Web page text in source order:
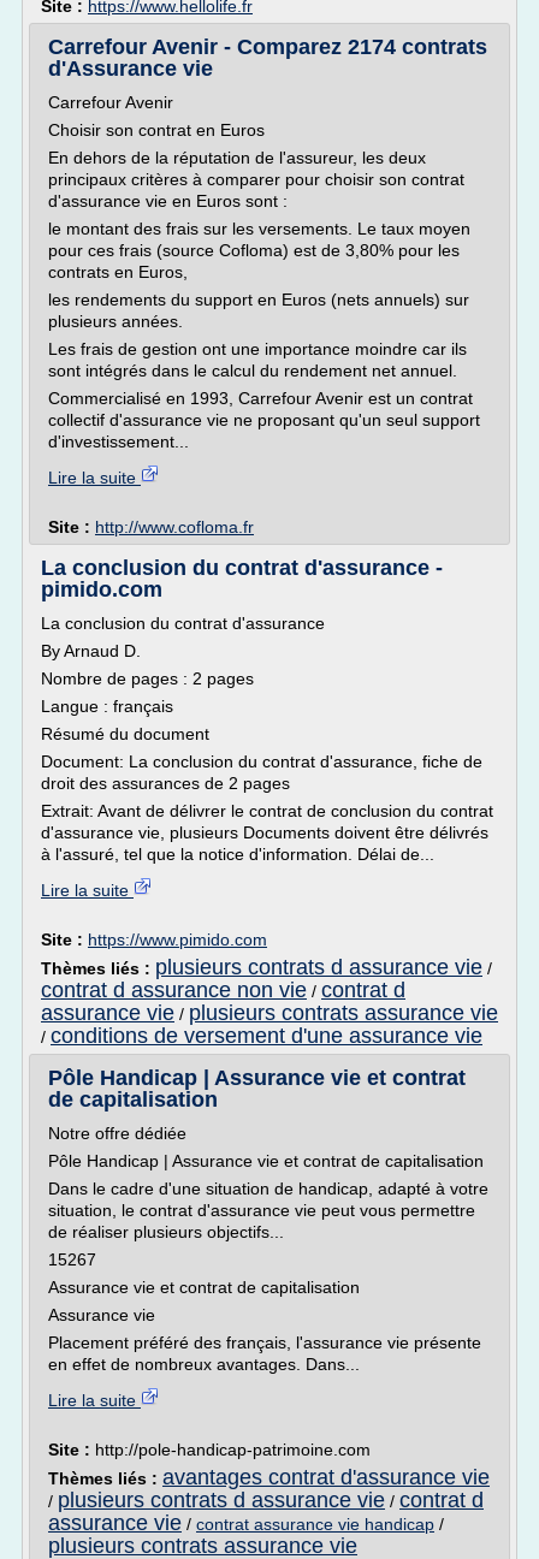
Site : https://www.hellolife.fr
Carrefour Avenir - Comparez 2174 contrats
d'Assurance vie
Carrefour Avenir
Choisir son contrat en Euros
En dehors de la réputation de l'assureur, les deux
principaux critères à comparer pour choisir son contrat
d'assurance vie en Euros sont :
le montant des frais sur les versements. Le taux moyen
pour ces frais (source Cofloma) est de 3,80% pour les
contrats en Euros,
les rendements du support en Euros (nets annuels) sur
plusieurs années.
Les frais de gestion ont une importance moindre car ils
sont intégrés dans le calcul du rendement net annuel.
Commercialisé en 1993, Carrefour Avenir est un contrat
collectif d'assurance vie ne proposant qu'un seul support
d'investissement...
Lire la suite
Site : http://www.cofloma.fr
La conclusion du contrat d'assurance -
pimido.com
La conclusion du contrat d'assurance
By Arnaud D.
Nombre de pages : 2 pages
Langue : français
Résumé du document
Document: La conclusion du contrat d'assurance, fiche de
droit des assurances de 2 pages
Extrait: Avant de délivrer le contrat de conclusion du contrat
d'assurance vie, plusieurs Documents doivent être délivrés
à l'assuré, tel que la notice d'information. Délai de...
Lire la suite
Site : https://www.pimido.com
Thèmes liés : plusieurs contrats d assurance vie /
contrat d assurance non vie / contrat d
assurance vie / plusieurs contrats assurance vie
/ conditions de versement d'une assurance vie
Pôle Handicap | Assurance vie et contrat
de capitalisation
Notre offre dédiée
Pôle Handicap | Assurance vie et contrat de capitalisation
Dans le cadre d'une situation de handicap, adapté à votre
situation, le contrat d'assurance vie peut vous permettre
de réaliser plusieurs objectifs...
15267
Assurance vie et contrat de capitalisation
Assurance vie
Placement préféré des français, l'assurance vie présente
en effet de nombreux avantages. Dans...
Lire la suite
Site : http://pole-handicap-patrimoine.com
Thèmes liés : avantages contrat d'assurance vie
/ plusieurs contrats d assurance vie / contrat d
assurance vie / contrat assurance vie handicap /
plusieurs contrats assurance vie